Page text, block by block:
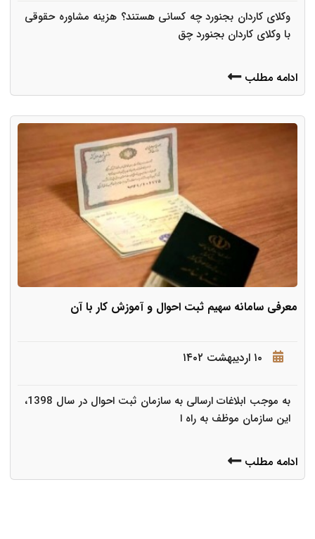
وکلای کاردان بجنورد چه کسانی هستند؟ هزینه مشاوره حقوقی
با وکلای کاردان بجنورد چق
ادامه مطلب
معرفی سامانه سهیم ثبت احوال و آموزش کار با آن
۱۰ اردیبهشت ۱۴۰۲
به موجب ابلاغات ارسالی به سازمان ثبت احوال در سال 1398،
این سازمان موظف به راه ا
ادامه مطلب